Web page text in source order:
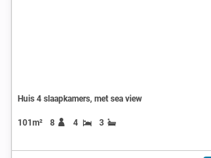
Huis 4 slaapkamers, met sea view
101m² 8 4 3